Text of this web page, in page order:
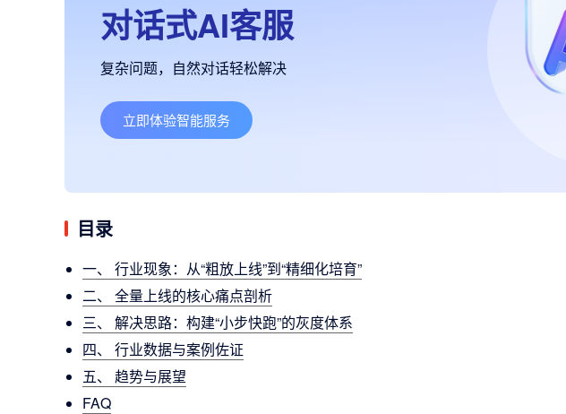
对话式AI客服
复杂问题，自然对话轻松解决
立即体验智能服务
目录
一、 行业现象：从“粗放上线”到“精细化培育”
二、 全量上线的核心痛点剖析
三、 解决思路：构建“小步快跑”的灰度体系
四、 行业数据与案例佐证
五、 趋势与展望
FAQ